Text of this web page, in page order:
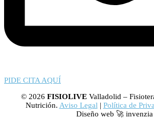
PIDE CITA AQUÍ
© 2026 FISIOLIVEValladolid –
Nutrición. Aviso Legal | Política de
Diseño web 🚀 invenzia